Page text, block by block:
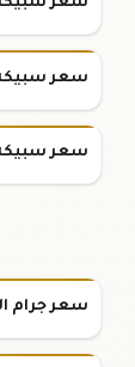
سعر سبيكة ذهب ٢٥
سعر سبيكة ذهب ٥٠
سعر سبيكة ذهب ١٠٠
سعر جرام